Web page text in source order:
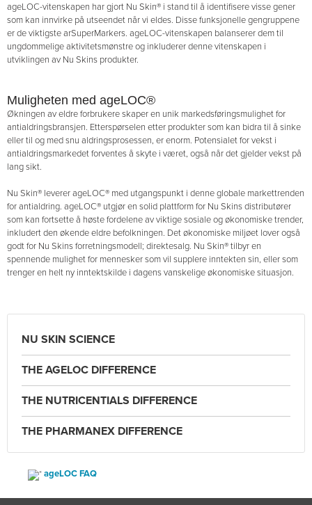
ageLOC-vitenskapen har gjort Nu Skin® i stand til å identifisere visse gener
som kan innvirke på utseendet når vi eldes. Disse funksjonelle gengruppene
er de viktigste arSuperMarkers. ageLOC-vitenskapen balanserer dem til
ungdommelige aktivitetsmønstre og inkluderer denne vitenskapen i
utviklingen av Nu Skins produkter.
Muligheten med ageLOC®
Økningen av eldre forbrukere skaper en unik markedsføringsmulighet for
antialdringsbransjen. Etterspørselen etter produkter som kan bidra til å sinke
eller til og med snu aldringsprosessen, er enorm. Potensialet for vekst i
antialdringsmarkedet forventes å skyte i været, også når det gjelder vekst på
lang sikt.
Nu Skin® leverer ageLOC® med utgangspunkt i denne globale markettrenden
for antialdring. ageLOC® utgjør en solid plattform for Nu Skins distributører
som kan fortsette å høste fordelene av viktige sosiale og økonomiske trender,
inkludert den økende eldre befolkningen. Det økonomiske miljøet lover også
godt for Nu Skins forretningsmodell; direktesalg. Nu Skin® tilbyr en
spennende mulighet for mennesker som vil supplere inntekten sin, eller som
trenger en helt ny inntektskilde i dagens vanskelige økonomiske situasjon.
NU SKIN SCIENCE
THE AGELOC DIFFERENCE
THE NUTRICENTIALS DIFFERENCE
THE PHARMANEX DIFFERENCE
ageLOC FAQ